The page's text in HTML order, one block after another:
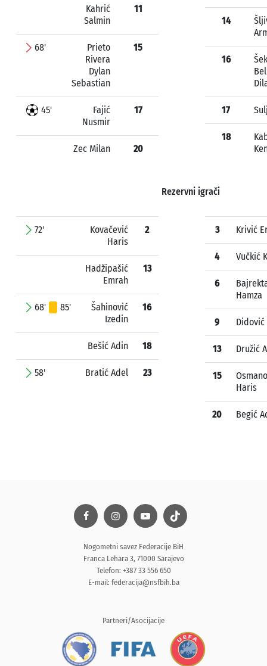
Kahrić
Salmin
11
68'
Prieto
Rivera
Dylan
Sebastian
15
45'
Fajić
Nusmir
17
Zec Milan 20
14
16
17
18
Rezervni igrači
72'
Kovačević
Haris
2
Hadžipašić
Emrah
13
68' 85'
Šahinović
Izedin
16
Bešić Adin 18
58' Bratić Adel 23
3 Krivić
4 Vučkić
6
Hamza
9 Didović
13 Družić
15
Haris
20 Begić
Nogometni savez Federacije BiH
Franca Lehara 3, 71000 Sarajevo
Telefon: +387 33 556 650
E-mail: federacija@nsfbih.ba
Partneri/Asocijacije